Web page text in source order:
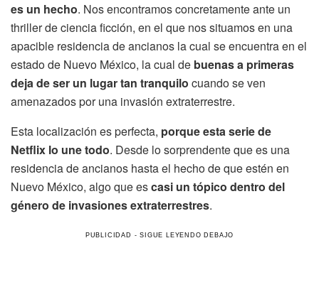
es un hecho. Nos encontramos concretamente ante un
thriller de ciencia ficción, en el que nos situamos en una
apacible residencia de ancianos la cual se encuentra en el
estado de Nuevo México, la cual de buenas a primeras
deja de ser un lugar tan tranquilo cuando se ven
amenazados por una invasión extraterrestre.
Esta localización es perfecta, porque esta serie de
Netflix lo une todo. Desde lo sorprendente que es una
residencia de ancianos hasta el hecho de que estén en
Nuevo México, algo que escasi un tópico dentro del
género de invasiones extraterrestres.